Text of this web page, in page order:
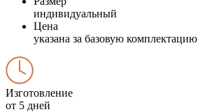
индивидуальный
Цена
указана за базовую комплектацию
Изготовление
от 5 дней